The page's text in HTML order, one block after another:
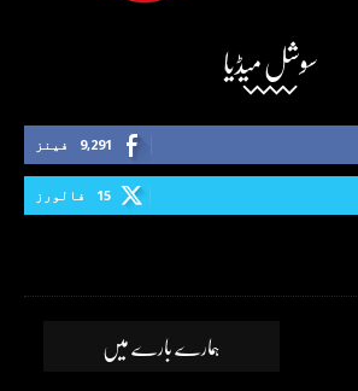
سوشل میڈیا
9,291 فینز
15 فالورز
ہمارے بارے میں